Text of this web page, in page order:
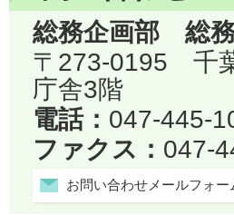
総務企画部 総
〒273-0195 千
庁舎3階
電話： 047-445-
ファクス： 047-
お問い合わせメールフォー